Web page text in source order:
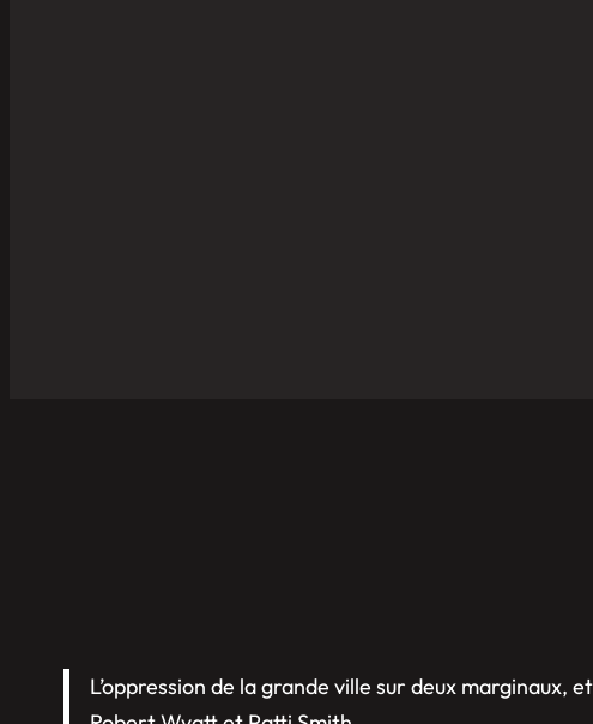
L’oppression de la grande ville sur deux marginaux,